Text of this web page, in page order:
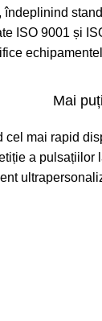
îndeplinind
ISO 9001 și
Mai
cel mai rapid
a pulsațiilor